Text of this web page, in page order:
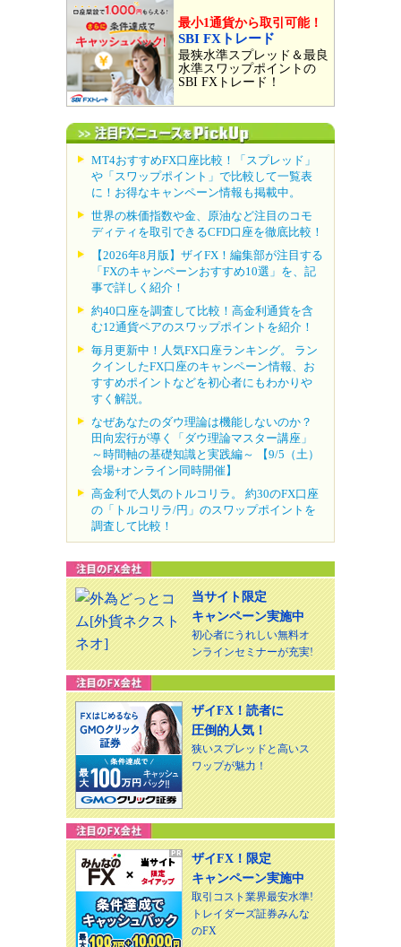
最小1通貨から取引可能！
SBI FXトレード
最狭水準スプレッド＆最良
水準スワップポイントの
SBI FXトレード！
MT4おすすめFX口座比較！「スプレッド」
や「スワップポイント」で比較して一覧表
に！お得なキャンペーン情報も掲載中。
世界の株価指数や金、原油など注目のコモ
ディティを取引できるCFD口座を徹底比較！
【2026年8月版】ザイFX！編集部が注目する
「FXのキャンペーンおすすめ10選」を、記
事で詳しく紹介！
約40口座を調査して比較！高金利通貨を含
む12通貨ペアのスワップポイントを紹介！
毎月更新中！人気FX口座ランキング。 ラン
クインしたFX口座のキャンペーン情報、お
すすめポイントなどを初心者にもわかりや
すく解説。
なぜあなたのダウ理論は機能しないのか？
田向宏行が導く「ダウ理論マスター講座」
～時間軸の基礎知識と実践編～ 【9/5（土）
会場+オンライン同時開催】
高金利で人気のトルコリラ。 約30のFX口座
の「トルコリラ/円」のスワップポイントを
調査して比較！
当サイト限定
キャンペーン実施中
初心者にうれしい無料オ
ンラインセミナーが充実!
ザイFX！読者に
圧倒的人気！
狭いスプレッドと高いス
ワップが魅力！
ザイFX！限定
キャンペーン実施中
取引コスト業界最安水準!
トレイダーズ証券みんな
のFX